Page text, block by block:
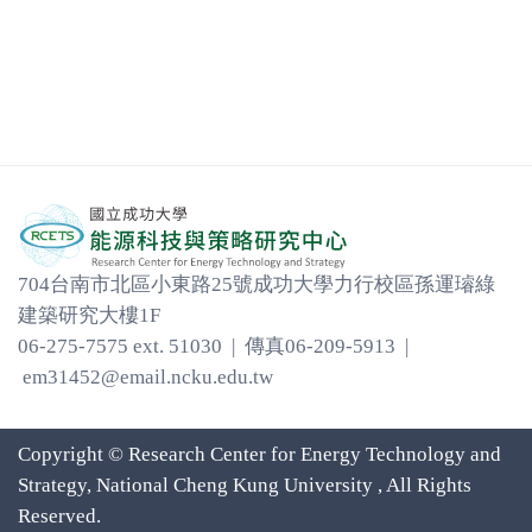
704台南市北區小東路25號成功大學力行校區孫運璿綠
建築研究大樓1F
06-275-7575 ext. 51030 | 傳真06-209-5913 |
em31452@email.ncku.edu.tw
Copyright © Research Center for Energy Technology and
Strategy, National Cheng Kung University , All Rights
Reserved.